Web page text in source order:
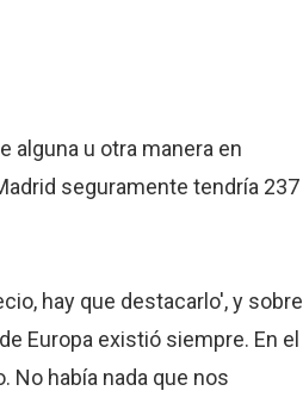
alguna u otra manera en
seguramente tendría 237
hay que destacarlo', y sobre
Europa existió siempre. En el
No había nada que nos